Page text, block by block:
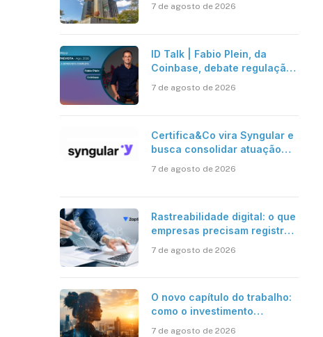
vigor em 2027
7 de agosto de 2026
ID Talk | Fabio Plein, da
Coinbase, debate regulação,
7 de agosto de 2026
Certifica&Co vira Syngular e
busca consolidar atuação
7 de agosto de 2026
Rastreabilidade digital: o que
empresas precisam registrar
7 de agosto de 2026
O novo capítulo do trabalho:
como o investimento
7 de agosto de 2026